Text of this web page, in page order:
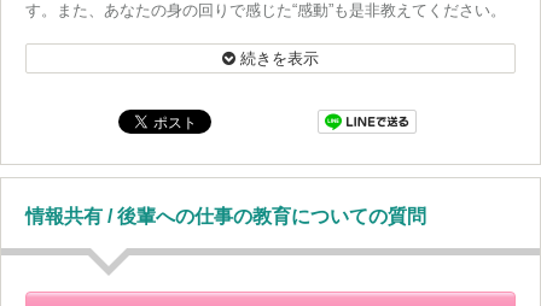
す。また、あなたの身の回りで感じた“感動”も是非教えてください。
続きを表示
情報共有 / 後輩への仕事の教育についての質問